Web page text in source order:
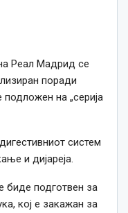
Реал Мадрид се
поради
подложен на „серија
систем
и дијареја.
подготвен за
кој е закажан за